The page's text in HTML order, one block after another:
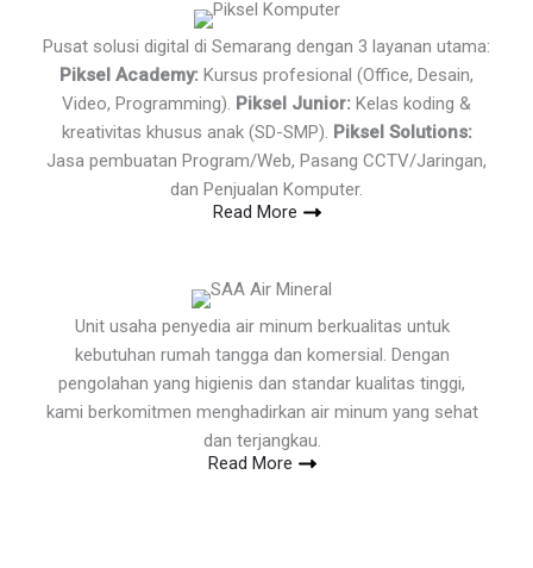
Pusat solusi digital di Semarang dengan 3 layanan utama:
Piksel Academy: Kursus profesional (Office, Desain,
Video, Programming). Piksel Junior: Kelas koding &
kreativitas khusus anak (SD-SMP). Piksel Solutions:
Jasa pembuatan Program/Web, Pasang CCTV/Jaringan,
dan Penjualan Komputer.
Read More
Unit usaha penyedia air minum berkualitas untuk
kebutuhan rumah tangga dan komersial. Dengan
pengolahan yang higienis dan standar kualitas tinggi,
kami berkomitmen menghadirkan air minum yang sehat
dan terjangkau.
Read More